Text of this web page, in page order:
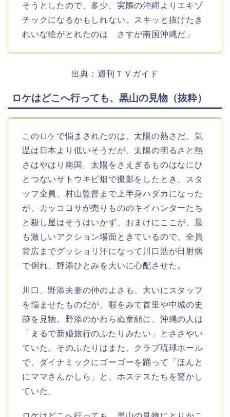
そうとしたので、多少、実際の沖縄よりエキゾ
チックになるかもしれない。スキッと抜けたき
れいな絵がとれたのは さすが南国沖縄だ」
出典：週刊ＴＶガイド
ロケはどこへ行っても、黒山の見物（抜粋）
このロケで悩まされたのは、太陽の熱さだ。気
温は日本より低いそうだが、太陽の明るさと熱
さはやはり南国。太陽をさえぎるものはなにひ
とつないサトウキビ畑で撮影をしたとき、スタ
ッフ全員、村山監督まで上半身ハダカになった
が、カッコヨサが売りもののキイハンターたち
と殺し屋はそうはいかず、おまけにここが、最
も激しいアクション場面ときているので、全員
背広までグッショリ汗になって川口浩が日射病
で倒れ、野添ひとみを大いに心配させた。
川口、野添夫妻の仲のよさも、大いにスタッフ
を悩ませたものだが、暇をみて首里や中城の史
跡を見物。野添のかわらぬ童顔に、沖縄の人は
「まるで新婚旅行のふたりみたい」とささやい
ていた。そのふたりはまた、クラブ琉球ホール
で、ダイナミックにゴーゴーを踊って「ほんと
にママさんかしら」と、ホステスたちを驚かし
ていた。